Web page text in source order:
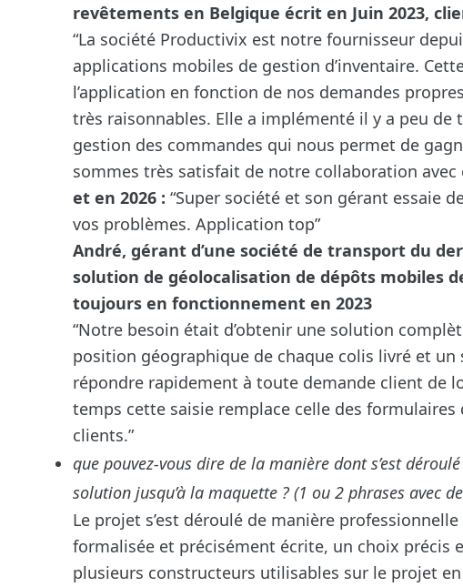
revêtements en Belgique écrit en Juin 2023,
“La société Productivix est notre fournisseur
applications mobiles de gestion d’inventaire.
l’application en fonction de nos demandes
très raisonnables. Elle a implémenté il y a peu de
gestion des commandes qui nous permet de
sommes très satisfait de notre collaboration avec
et en 2026 : “Super société et son gérant essaie
vos problèmes. Application top”
André, gérant d’une société de transport du
solution de géolocalisation de dépôts mobiles
toujours en fonctionnement en 2023
“Notre besoin était d’obtenir une solution
position géographique de chaque colis livré et
répondre rapidement à toute demande client de
temps cette saisie remplace celle des
clients.”
que pouvez-vous dire de la manière dont s’est
solution jusqu’à la maquette ? (1 ou 2 phrases avec
Le projet s’est déroulé de manière
formalisée et précisément écrite, un choix précis
plusieurs constructeurs utilisables sur le projet